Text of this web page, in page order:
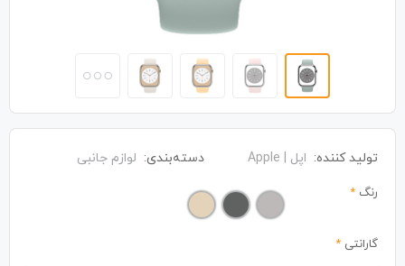
تولید کننده: اپل | Apple دسته‌بندی: لوازم جانبی
رنگ *
گارانتی *